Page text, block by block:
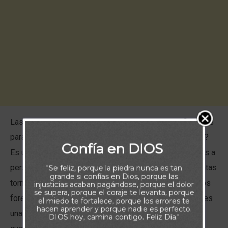
Las tragedias que leemos en las noticias son suficientes
para hacernos preguntar: ¿Está Dios realmente en todo?
Es una pregunta que no podemos ignorar cuando vemos a
personas indefensas convertirse en víctimas de violentas
tormentas, terremotos, erupciones volcánicas, incendios
forestales, avalanchas y otros desastres terrestres. Y es
una pregunta que muy probablemente nos haremos
Confía en DIOS
"Se feliz, porque la piedra nunca es tan
grande si confías en Dios, porque las
injusticias acaban pagándose, porque el dolor
se supera, porque el coraje te levanta, porque
el miedo te fortalece, porque los errores te
hacen aprender y porque nadie es perfecto.
DIOS hoy, camina contigo. Feliz Día."